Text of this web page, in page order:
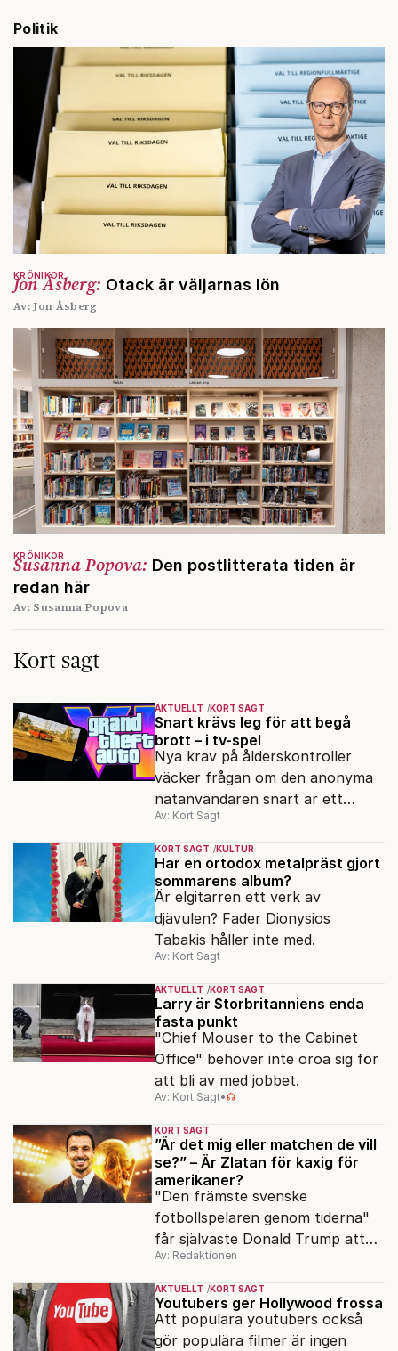
Politik
Jon Åsberg: Otack är väljarnas lön
KRÖNIKOR
Av: Jon Åsberg
Susanna Popova: Den postlitterata tiden är
redan här
KRÖNIKOR
Av: Susanna Popova
Kort sagt
AKTUELLT KORT SAGT
Snart krävs leg för att begå
brott – i tv-spel
Nya krav på ålderskontroller
väcker frågan om den anonyma
nätanvändaren snart är ett
minne blott.
Av: Kort Sagt
KORT SAGT KULTUR
Har en ortodox metalpräst gjort
sommarens album?
Är elgitarren ett verk av
djävulen? Fader Dionysios
Tabakis håller inte med.
Av: Kort Sagt
AKTUELLT KORT SAGT
Larry är Storbritanniens enda
fasta punkt
"Chief Mouser to the Cabinet
Office" behöver inte oroa sig för
att bli av med jobbet.
Av: Kort Sagt•
KORT SAGT
”Är det mig eller matchen de vill
se?” – Är Zlatan för kaxig för
amerikaner?
"Den främste svenske
fotbollspelaren genom tiderna"
får självaste Donald Trump att
rodna.
Av: Redaktionen
AKTUELLT KORT SAGT
Youtubers ger Hollywood frossa
Att populära youtubers också
gör populära filmer är ingen